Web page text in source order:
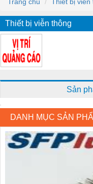
Thiết bị viễn thông
Sản
DANH MỤC SẢN